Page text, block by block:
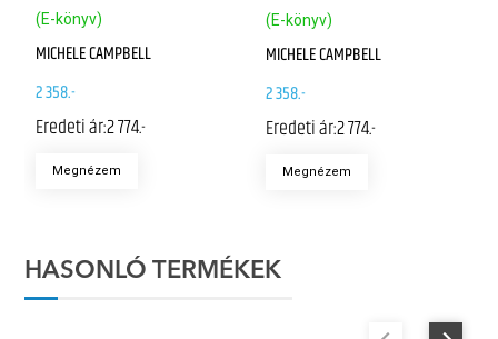
(E-könyv)
MICHELE CAMPBELL
2 358.-
Eredeti ár:2 774.-
Megnézem
(E-könyv)
MICHELE CAMPBELL
2 358.-
Eredeti ár:2 774.-
Megnézem
HASONLÓ TERMÉKEK